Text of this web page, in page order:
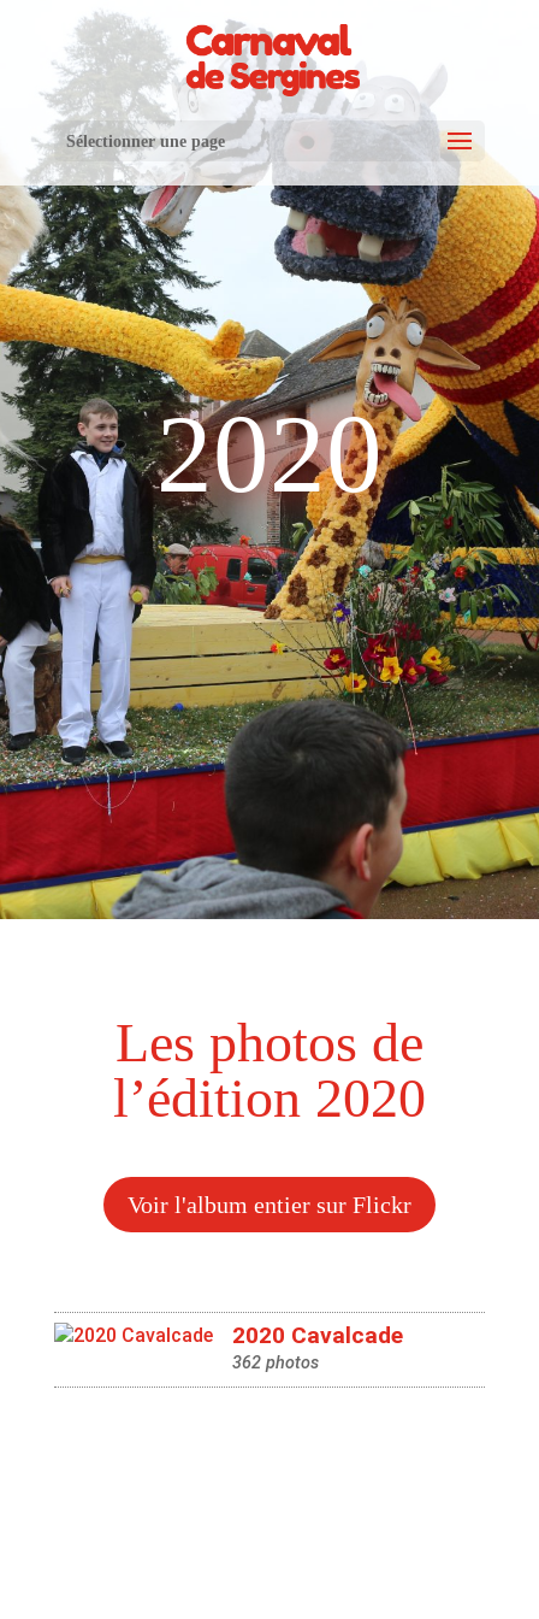
Sélectionner une page
2020
Les photos de
l’édition 2020
Voir l'album entier sur Flickr
2020 Cavalcade
362 photos